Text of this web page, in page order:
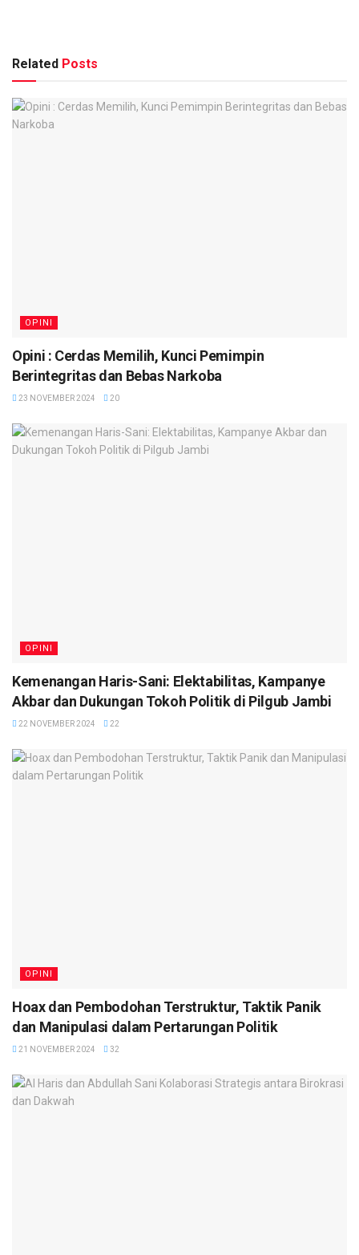
Related Posts
OPINI
Opini : Cerdas Memilih, Kunci Pemimpin
Berintegritas dan Bebas Narkoba
23 NOVEMBER 2024 20
OPINI
Kemenangan Haris-Sani: Elektabilitas, Kampanye
Akbar dan Dukungan Tokoh Politik di Pilgub Jambi
22 NOVEMBER 2024 22
OPINI
Hoax dan Pembodohan Terstruktur, Taktik Panik
dan Manipulasi dalam Pertarungan Politik
21 NOVEMBER 2024 32